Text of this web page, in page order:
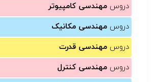
دروس مهندسی کامپیوتر
دروس مهندسی مکانیک
دروس مهندسی قدرت
دروس مهندسی کنترل